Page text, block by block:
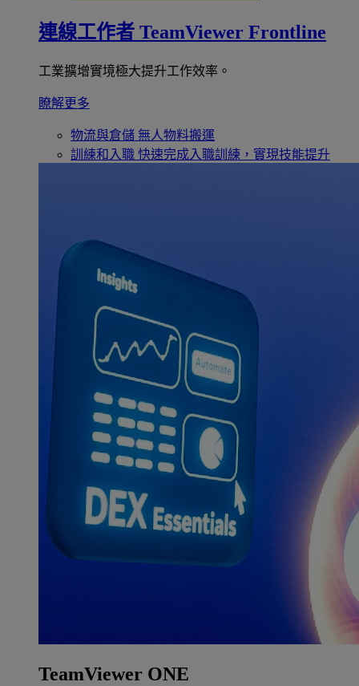
連線工作者 TeamViewer Frontline
工業擴增實境極大提升工作效率。
瞭解更多
物流與倉儲 無人物料搬運
訓練和入職 快速完成入職訓練，實現技能提升
TeamViewer ONE